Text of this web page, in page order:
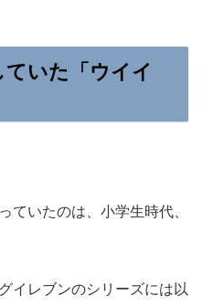
いた「ウイイ
ていたのは、小学生時代、
イレブンのシリーズには以